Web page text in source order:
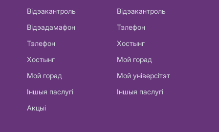
Відэакантроль
Відэадамафон
Тэлефон
Хостынг
Мой горад
Іншыя паслугі
Акцыі
Відэакантроль
Тэлефон
Хостынг
Мой горад
Мой універсітэт
Іншыя паслугі